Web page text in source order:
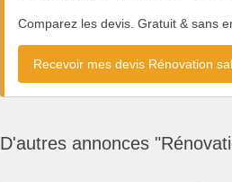
Comparez les devis. Gratuit & sans
Recevoir mes devis Rénovation
D'autres annonces